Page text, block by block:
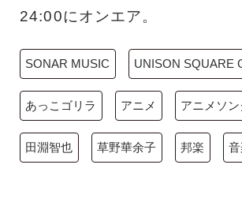
24:00にオンエア。
SONAR MUSIC UNISON SQUARE
あっこゴリラ アニメ アニメソン
田淵智也 草野華余子 邦楽